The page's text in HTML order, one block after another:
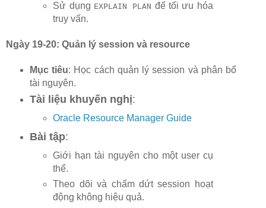
Sử dụng EXPLAIN PLAN để tối ưu hóa
truy vấn.
Ngày 19-20: Quản lý session và resource
Mục tiêu: Học cách quản lý session và phân bổ
tài nguyên.
Tài liệu khuyến nghị:
Oracle Resource Manager Guide
Bài tập:
Giới hạn tài nguyên cho một user cụ
thể.
Theo dõi và chấm dứt session hoạt
động không hiệu quả.